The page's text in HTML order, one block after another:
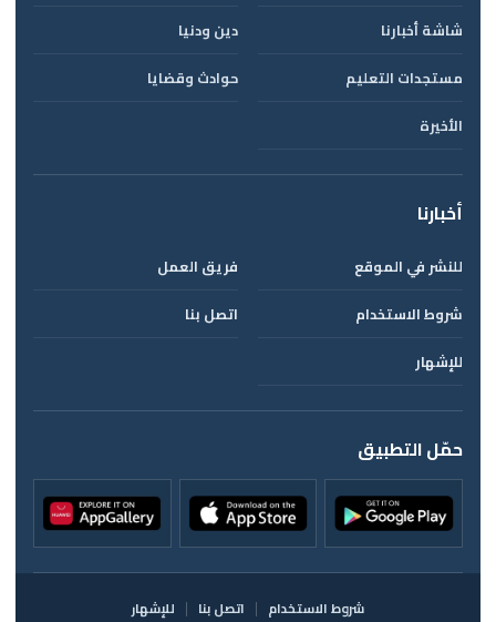
شاشة أخبارنا
دين ودنيا
مستجدات التعليم
حوادث وقضايا
الأخيرة
أخبارنا
للنشر في الموقع
فريق العمل
شروط الاستخدام
اتصل بنا
للإشهار
حمّل التطبيق
شروط الاستخدام اتصل بنا للإشهار